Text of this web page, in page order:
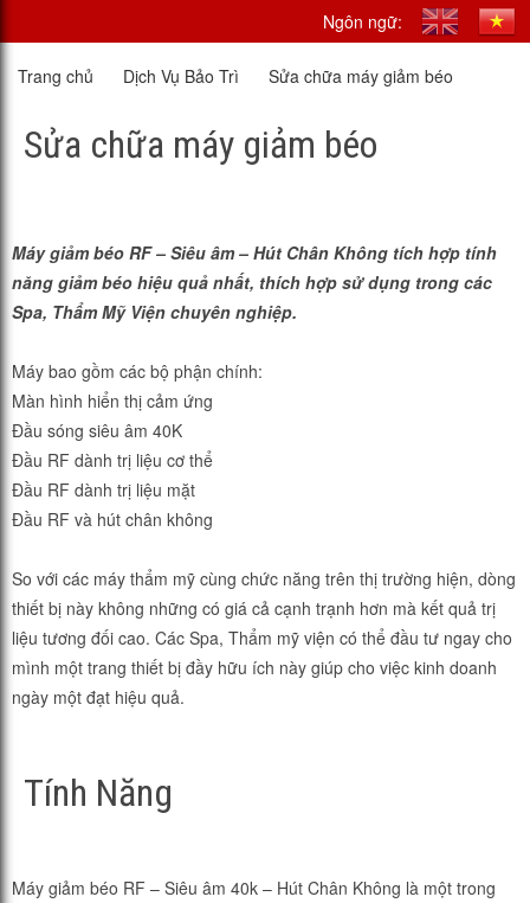
Ngôn ngữ:
Trang chủ Dịch Vụ Bảo Trì Sửa chữa máy giảm béo
Sửa chữa máy giảm béo
Máy giảm béo RF – Siêu âm – Hút Chân Không tích hợp tính
năng giảm béo hiệu quả nhất, thích hợp sử dụng trong các
Spa, Thẩm Mỹ Viện chuyên nghiệp.
Máy bao gồm các bộ phận chính:
Màn hình hiển thị cảm ứng
Đầu sóng siêu âm 40K
Đầu RF dành trị liệu cơ thể
Đầu RF dành trị liệu mặt
Đầu RF và hút chân không
So với các máy thẩm mỹ cùng chức năng trên thị trường hiện, dòng
thiết bị này không những có giá cả cạnh trạnh hơn mà kết quả trị
liệu tương đối cao. Các Spa, Thẩm mỹ viện có thể đầu tư ngay cho
mình một trang thiết bị đầy hữu ích này giúp cho việc kinh doanh
ngày một đạt hiệu quả.
Tính Năng
Máy giảm béo RF – Siêu âm 40k – Hút Chân Không là một trong